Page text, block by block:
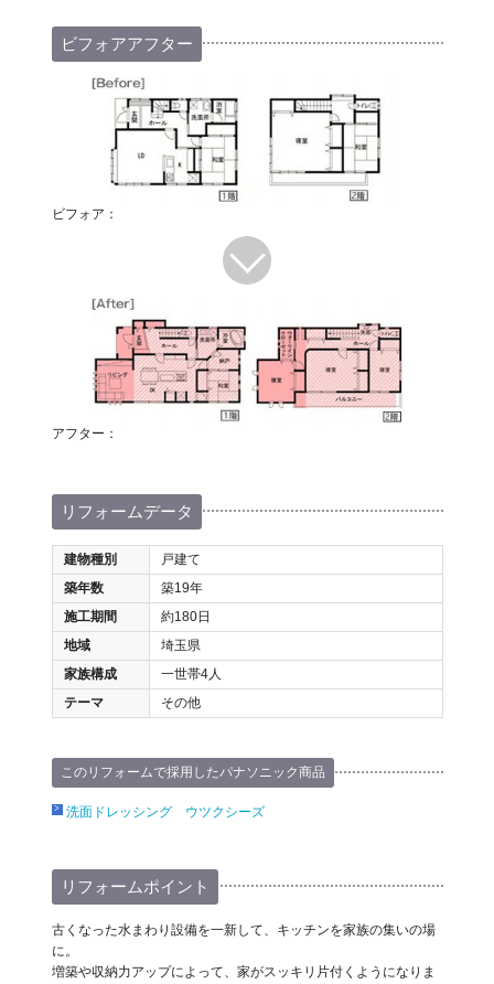
ビフォアアフター
ビフォア：
アフター：
リフォームデータ
建物種別
戸建て
築年数
築19年
施工期間
約180日
地域
埼玉県
家族構成
一世帯4人
テーマ
その他
このリフォームで採用したパナソニック商品
洗面ドレッシング ウツクシーズ
リフォームポイント
古くなった水まわり設備を一新して、キッチンを家族の集いの場
に。
増築や収納力アップによって、家がスッキリ片付くようになりま